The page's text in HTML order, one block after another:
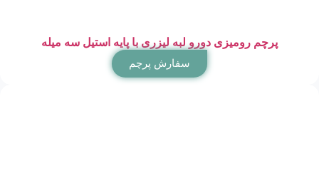
پرچم رومیزی دورو لبه لیزری با پایه استیل سه میله
سفارش پرچم